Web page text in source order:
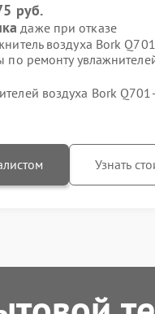
руб.
даже при отказе
воздуха Bork
по ремонту
воздуха Bork
Узнать